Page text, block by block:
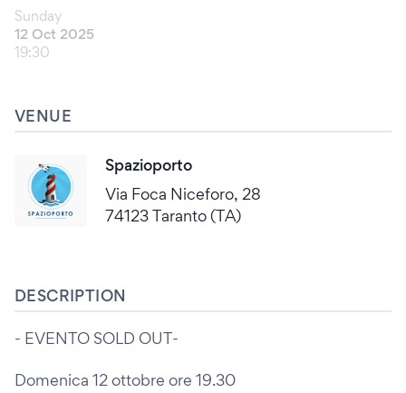
Sunday
12 Oct 2025
19:30
VENUE
Spazioporto
Via Foca Niceforo, 28
74123 Taranto (TA)
DESCRIPTION
- EVENTO SOLD OUT-
Domenica 12 ottobre ore 19.30